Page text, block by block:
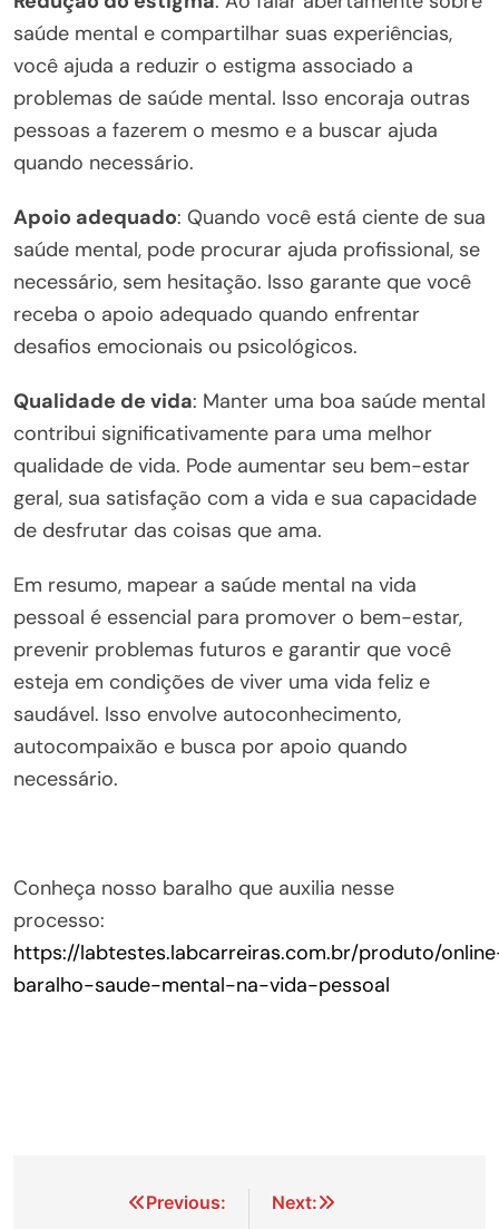
saúde mental e compartilhar suas experiências,
você ajuda a reduzir o estigma associado a
problemas de saúde mental. Isso encoraja outras
pessoas a fazerem o mesmo e a buscar ajuda
quando necessário.
Apoio adequado: Quando você está ciente de sua
saúde mental, pode procurar ajuda profissional, se
necessário, sem hesitação. Isso garante que você
receba o apoio adequado quando enfrentar
desafios emocionais ou psicológicos.
Qualidade de vida: Manter uma boa saúde mental
contribui significativamente para uma melhor
qualidade de vida. Pode aumentar seu bem-estar
geral, sua satisfação com a vida e sua capacidade
de desfrutar das coisas que ama.
Em resumo, mapear a saúde mental na vida
pessoal é essencial para promover o bem-estar,
prevenir problemas futuros e garantir que você
esteja em condições de viver uma vida feliz e
saudável. Isso envolve autoconhecimento,
autocompaixão e busca por apoio quando
necessário.
Conheça nosso baralho que auxilia nesse
processo:
https://labtestes.labcarreiras.com.br/produto/
baralho-saude-mental-na-vida-pessoal
NavegaçãoPrevious:
Next: